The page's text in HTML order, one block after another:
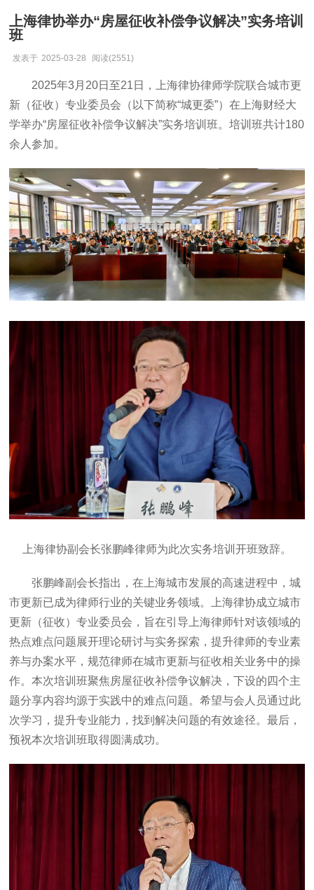
上海律协举办“房屋征收补偿争议解决”实务培训
班
发表于 2025-03-28 阅读(2551)
2025年3月20日至21日，上海律协律师学院联合城市更
新（征收）专业委员会（以下简称“城更委”）在上海财经大
学举办“房屋征收补偿争议解决”实务培训班。培训班共计180
余人参加。
上海律协副会长张鹏峰律师为此次实务培训开班致辞。
张鹏峰副会长指出，在上海城市发展的高速进程中，城
市更新已成为律师行业的关键业务领域。上海律协成立城市
更新（征收）专业委员会，旨在引导上海律师针对该领域的
热点难点问题展开理论研讨与实务探索，提升律师的专业素
养与办案水平，规范律师在城市更新与征收相关业务中的操
作。本次培训班聚焦房屋征收补偿争议解决，下设的四个主
题分享内容均源于实践中的难点问题。希望与会人员通过此
次学习，提升专业能力，找到解决问题的有效途径。最后，
预祝本次培训班取得圆满成功。